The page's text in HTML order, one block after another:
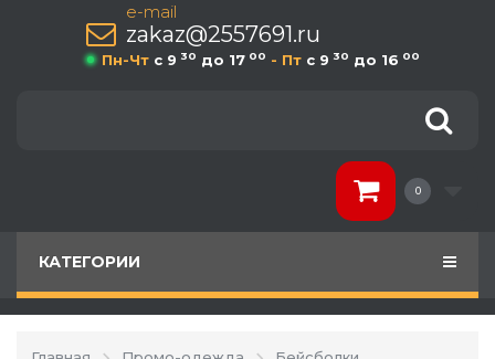
e-mail
zakaz@2557691.ru
Пн-Чт c 9 30 до 17 00 - Пт c 9 30 до 16 00
0
КАТЕГОРИИ